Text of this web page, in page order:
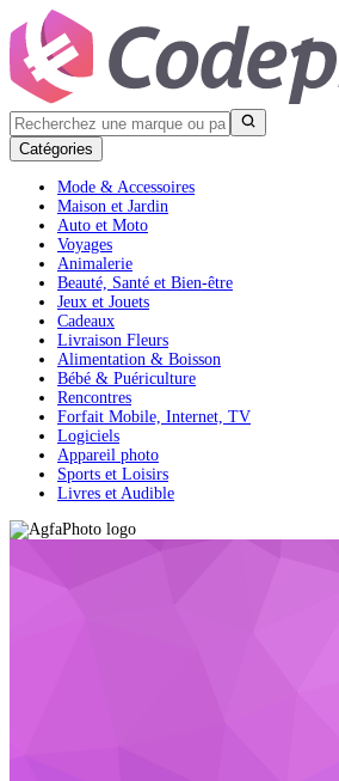
Catégories
Mode & Accessoires
Maison et Jardin
Auto et Moto
Voyages
Animalerie
Beauté, Santé et Bien-être
Jeux et Jouets
Cadeaux
Livraison Fleurs
Alimentation & Boisson
Bébé & Puériculture
Rencontres
Forfait Mobile, Internet, TV
Logiciels
Appareil photo
Sports et Loisirs
Livres et Audible